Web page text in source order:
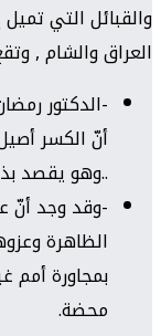
والقبائل التي
العراق والشام ,
-الدكتور
أنّ الكسر
..وهو يقصد
-وقد وجد أنّ
الظاهرة
بمجاورة أمم
محضة.